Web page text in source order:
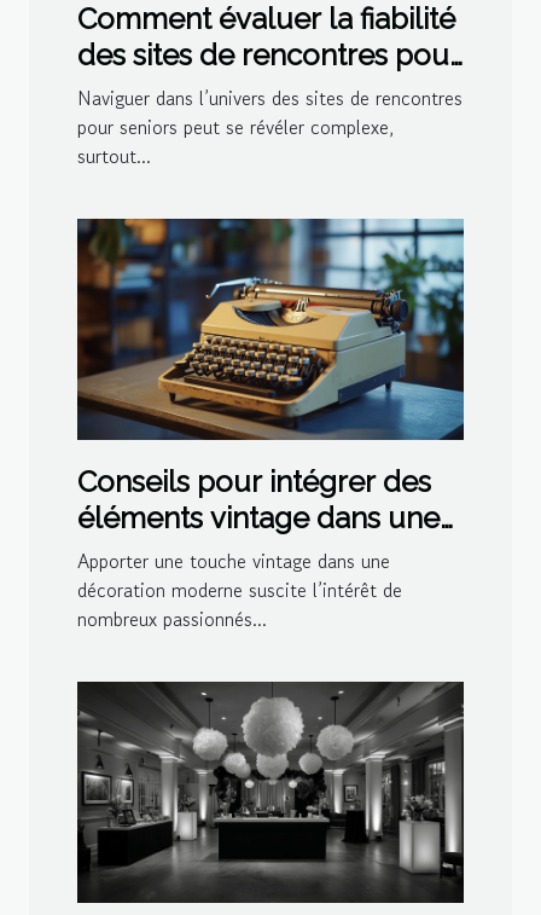
Comment évaluer la fiabilité
des sites de rencontres pour
seniors
Naviguer dans l’univers des sites de rencontres
pour seniors peut se révéler complexe,
surtout...
Conseils pour intégrer des
éléments vintage dans une
décoration moderne
Apporter une touche vintage dans une
décoration moderne suscite l’intérêt de
nombreux passionnés...